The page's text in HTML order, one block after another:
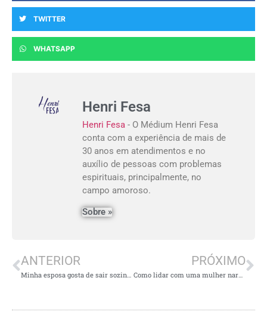
TWITTER
WHATSAPP
Henri Fesa
Henri Fesa - O Médium Henri Fesa
conta com a experiência de mais de
30 anos em atendimentos e no
auxílio de pessoas com problemas
espirituais, principalmente, no
campo amoroso.
Sobre »
ANTERIOR
Minha esposa gosta de sair sozinha à noite, devo me preocupar?
PRÓXIMO
Como lidar com uma mulher narcisista?